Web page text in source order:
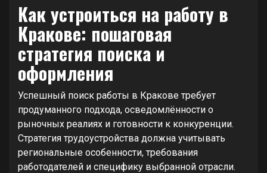
Как устроиться на работу в
Кракове: пошаговая
стратегия поиска и
оформления
Успешный поиск работы в Кракове требует
продуманного подхода, осведомлённости о
рыночных реалиях и готовности к конкуренции.
Стратегия трудоустройства должна учитывать
региональные особенности, требования
работодателей и специфику выбранной отрасли.